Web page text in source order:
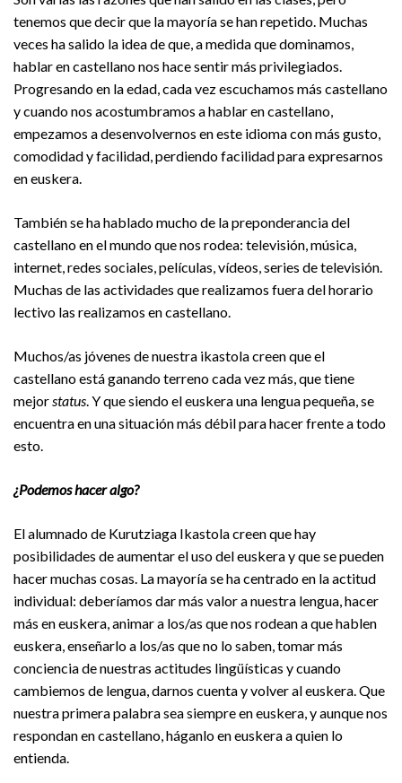
tenemos que decir que la mayoría se han repetido. Muchas
veces ha salido la idea de que, a medida que dominamos,
hablar en castellano nos hace sentir más privilegiados.
Progresando en la edad, cada vez escuchamos más castellano
y cuando nos acostumbramos a hablar en castellano,
empezamos a desenvolvernos en este idioma con más gusto,
comodidad y facilidad, perdiendo facilidad para expresarnos
en euskera.
También se ha hablado mucho de la preponderancia del
castellano en el mundo que nos rodea: televisión, música,
internet, redes sociales, películas, vídeos, series de televisión.
Muchas de las actividades que realizamos fuera del horario
lectivo las realizamos en castellano.
Muchos/as jóvenes de nuestra ikastola creen que el
castellano está ganando terreno cada vez más, que tiene
mejorstatus. Y que siendo el euskera una lengua pequeña, se
encuentra en una situación más débil para hacer frente a todo
esto.
¿Podemos hacer algo?
El alumnado de Kurutziaga Ikastola creen que hay
posibilidades de aumentar el uso del euskera y que se pueden
hacer muchas cosas. La mayoría se ha centrado en la actitud
individual: deberíamos dar más valor a nuestra lengua, hacer
más en euskera, animar a los/as que nos rodean a que hablen
euskera, enseñarlo a los/as que no lo saben, tomar más
conciencia de nuestras actitudes lingüísticas y cuando
cambiemos de lengua, darnos cuenta y volver al euskera. Que
nuestra primera palabra sea siempre en euskera, y aunque nos
respondan en castellano, háganlo en euskera a quien lo
entienda.